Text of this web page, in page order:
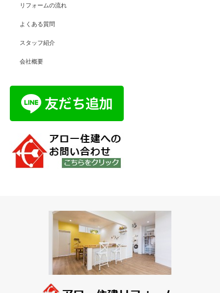
リフォームの流れ
よくある質問
スタッフ紹介
会社概要